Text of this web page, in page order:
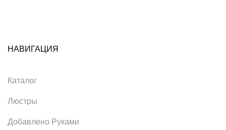
НАВИГАЦИЯ
Каталог
Люстры
Добавлено Руками